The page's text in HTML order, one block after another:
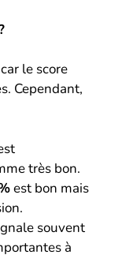
le score
Cependant,
très bon.
est bon mais
souvent
à